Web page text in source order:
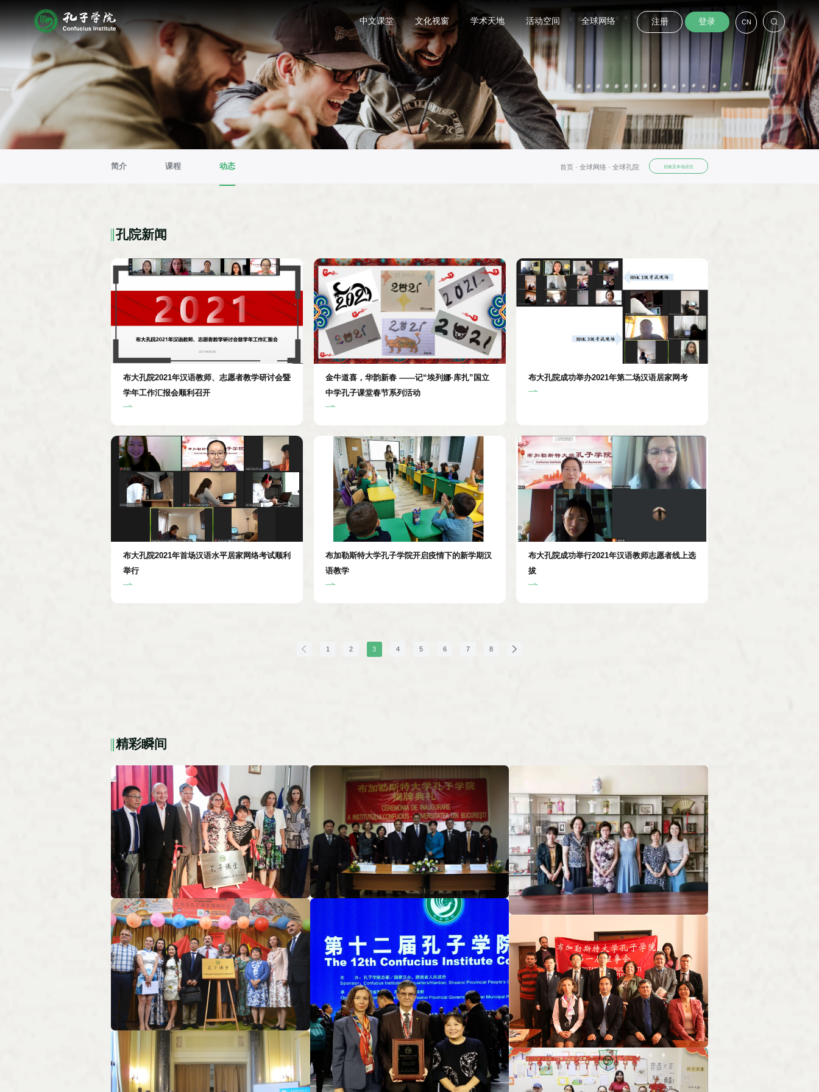
中文课堂 文化视窗 学术天地 活动空间 全球网络 注册 登录 CN
简介 课程 动态 首页 · 全球网络 · 全球孔院 切换至本地语言
孔院新闻
布大孔院2021年汉语教师、志愿者教学研讨会暨
学年工作汇报会顺利召开
金牛道喜，华韵新春 ——记“埃列娜·库扎”国立
中学孔子课堂春节系列活动
布大孔院成功举办2021年第二场汉语居家网考
布大孔院2021年首场汉语水平居家网络考试顺利
举行
布加勒斯特大学孔子学院开启疫情下的新学期汉
语教学
布大孔院成功举行2021年汉语教师志愿者线上选
拔
1 2 3 4 5 6 7 8
精彩瞬间